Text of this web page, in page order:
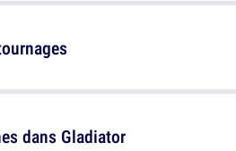
dans Gladiator